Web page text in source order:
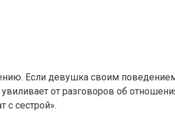
Если девушка своим
от разговоров об
с сестрой».